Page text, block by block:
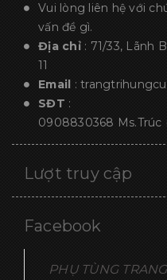
Vui lòng liên hệ với
vấn đề gì.
Địa chỉ : 71/33, Lãnh
11
Email :
SĐT :
0908830368
Lượt truy cập
Facebook
PHỤ TÙNG